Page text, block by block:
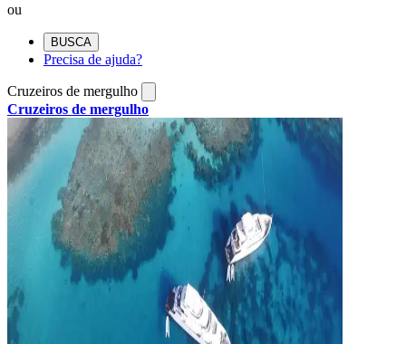
ou
BUSCA
Precisa de ajuda?
Cruzeiros de mergulho
Cruzeiros de mergulho